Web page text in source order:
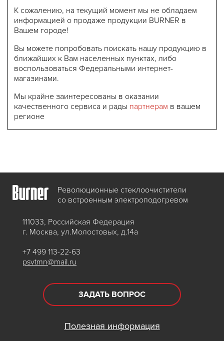
К сожалению, на текущий момент мы не обладаем
информацией о продаже продукции BURNER в
Вашем городе!
Вы можете попробовать поискать нашу продукцию в
ближайших к Вам населенных пунктах, либо
воспользоваться Федеральными интернет-
магазинами.
Мы крайне заинтересованы в оказании
качественного сервиса и рады партнерам в вашем
регионе
Революционные стеклоочистители
со встроенным электроподогревом
111033, Российская Федерация
г. Москва, ул.Молостовых, д.14а
+7 499 113-22-63
psvtmn@mail.ru
ЗАДАТЬ ВОПРОС
Полезная информация